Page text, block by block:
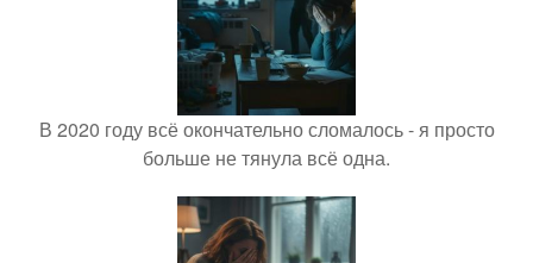
В 2020 году всё окончательно сломалось - я просто
больше не тянула всё одна.